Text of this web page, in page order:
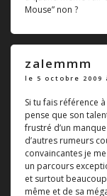
Mouse” non ?
zalemmm
le 5 octobre 2009
Si tu fais référence
pense que son
frustré d’un
d’autres rumeurs
convaincantes je
un parcours
et surtout
même et de sa